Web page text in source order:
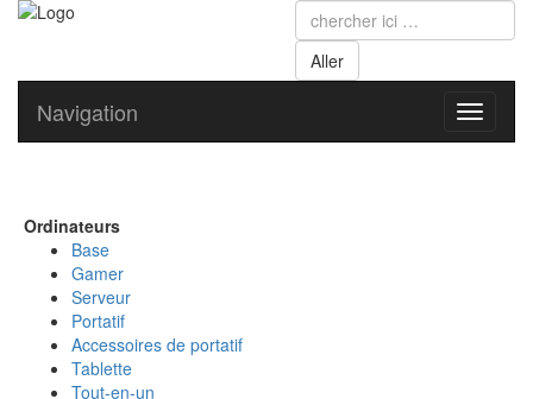
Toggle
Navigation
Ordinateurs
Base
Gamer
Serveur
Portatif
Accessoires de portatif
Tablette
Tout-en-un